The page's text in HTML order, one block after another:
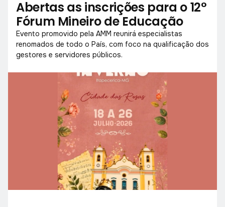
Abertas as inscrições para o 12°
Fórum Mineiro de Educação
Evento promovido pela AMM reunirá especialistas
renomados de todo o País, com foco na qualificação dos
gestores e servidores públicos.